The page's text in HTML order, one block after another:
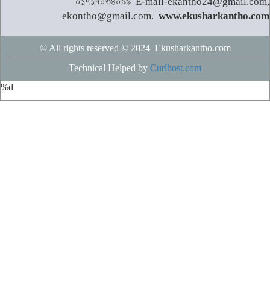
ekontho@gmail.com. www.ekusharkantho.com
© All rights reserved © 2024 Ekusharkantho.com
Technical Helped by Curlhost.com
%d